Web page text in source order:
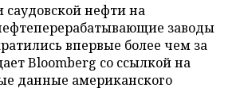
саудовской нефти на
заводы
впервые более чем за
Bloomberg со ссылкой на
данные американского